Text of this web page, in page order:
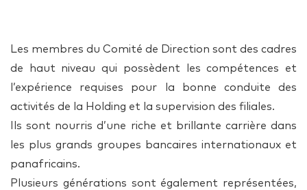
Les membres du Comité de Direction sont des cadres
de haut niveau qui possèdent les compétences et
l’expérience requises pour la bonne conduite des
activités de la Holding et la supervision des filiales.
Ils sont nourris d’une riche et brillante carrière dans
les plus grands groupes bancaires internationaux et
panafricains.
Plusieurs générations sont également représentées,